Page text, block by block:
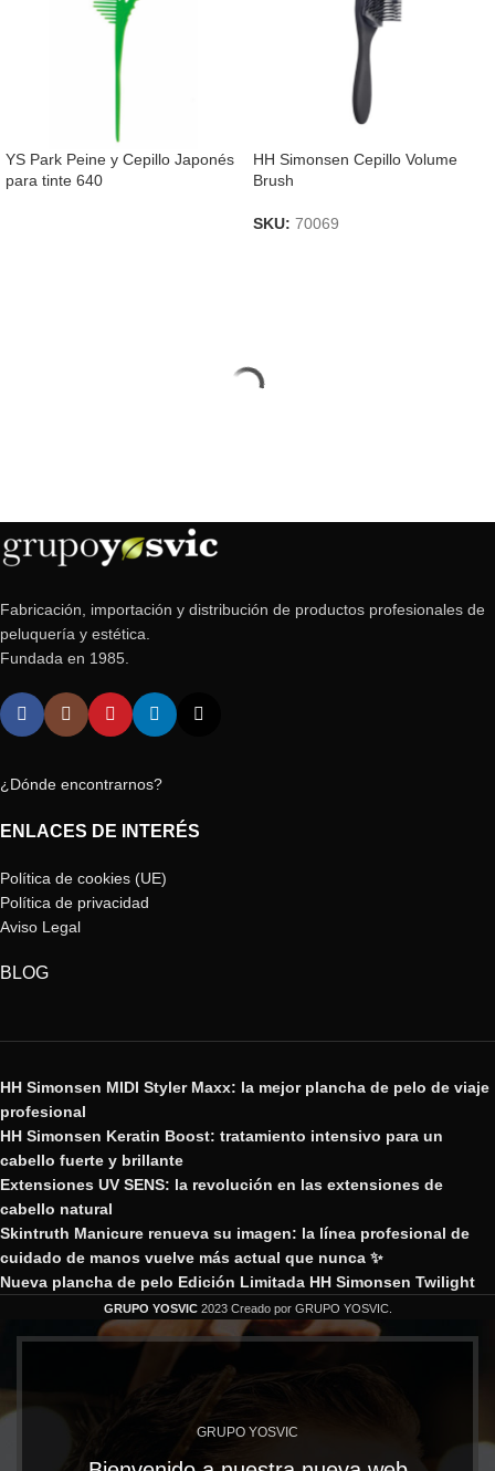
YS Park Peine y Cepillo Japonés
para tinte 640
HH Simonsen Cepillo Volume
Brush
SKU: 70069
Fabricación, importación y distribución de productos profesionales de
peluquería y estética.
Fundada en 1985.
¿Dónde encontrarnos?
ENLACES DE INTERÉS
Política de cookies (UE)
Política de privacidad
Aviso Legal
BLOG
HH Simonsen MIDI Styler Maxx: la mejor plancha de pelo de viaje
profesional
HH Simonsen Keratin Boost: tratamiento intensivo para un
cabello fuerte y brillante
Extensiones UV SENS: la revolución en las extensiones de
cabello natural
Skintruth Manicure renueva su imagen: la línea profesional de
cuidado de manos vuelve más actual que nunca ✨
Nueva plancha de pelo Edición Limitada HH Simonsen Twilight
GRUPO YOSVIC 2023 Creado por GRUPO YOSVIC.
GRUPO YOSVIC